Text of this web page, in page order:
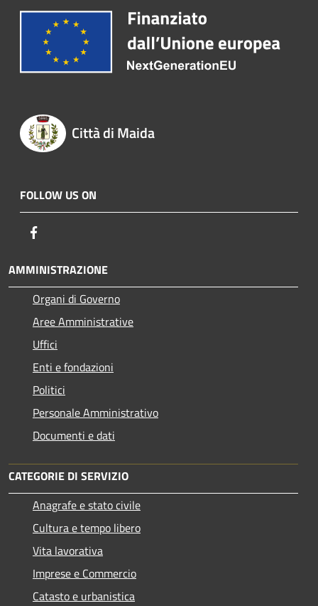
Città di Maida
FOLLOW US ON
AMMINISTRAZIONE
Organi di Governo
Aree Amministrative
Uffici
Enti e fondazioni
Politici
Personale Amministrativo
Documenti e dati
CATEGORIE DI SERVIZIO
Anagrafe e stato civile
Cultura e tempo libero
Vita lavorativa
Imprese e Commercio
Catasto e urbanistica